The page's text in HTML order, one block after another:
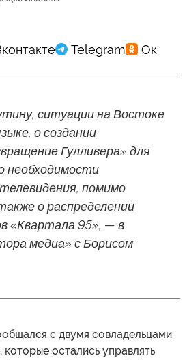
ситуации на Востоке
о создании
Гулливера» для
необходимости
помимо
о распределении
«Квартала 95», — в
медиа» с Борисом
с двумя совладельцами
остались управлять